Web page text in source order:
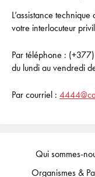
L’assistance
votre interlocuteur
Par téléphone :
du lundi au vendredi
Par courriel :
Qui sommes-
Organismes &